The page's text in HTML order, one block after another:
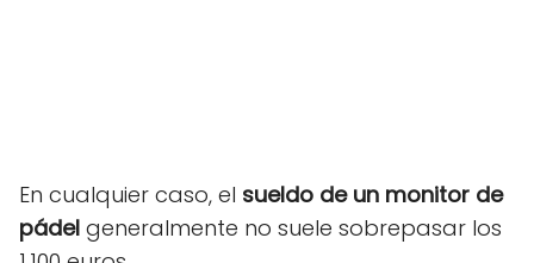
En cualquier caso, el sueldo de un monitor de
pádel generalmente no suele sobrepasar los